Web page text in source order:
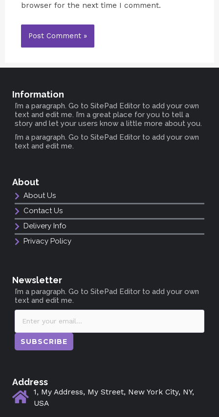
browser for the next time I comment.
Information
I’m a paragraph. Go to SitePad Editor to add your own
text and edit me. I’m a great place for you to tell a
story and let your users know a little more about you.
I’m a paragraph. Go to SitePad Editor to add your own
text and edit me.
About
About Us
Contact Us
Delivery Info
Privacy Policy
Newsletter
I’m a paragraph. Go to SitePad Editor to add your own
text and edit me.
SUBSCRIBE
Address
1, My Address, My Street, New York City, NY,
USA